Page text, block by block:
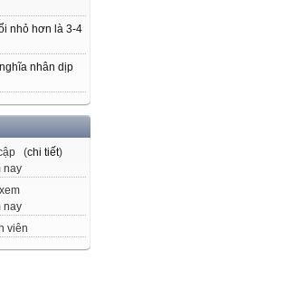
nhỏ hơn là 3-4
nhân dịp
(chi tiết)
nay
nay
viên